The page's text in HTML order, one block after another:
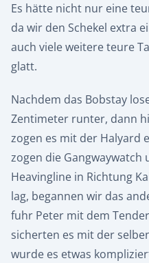
Es hätte nicht nur eine
da wir den Schekel extra
auch viele weitere teure
glatt.
Nachdem das Bobstay
Zentimeter runter, dann
zogen es mit der Halyard
zogen die Gangwaywatch
Heavingline in Richtung
lag, begannen wir das
fuhr Peter mit dem
sicherten es mit der
wurde es etwas